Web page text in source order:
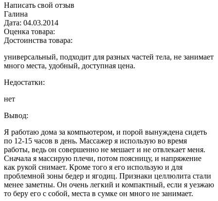
Написать свой отзыв
Галина
Дата: 04.03.2014
Оценка товара:
Достоинства товара:
универсальный, подходит для разных частей тела, не занимает
много места, удобный, доступная цена.
Недостатки:
нет
Вывод:
Я работаю дома за компьютером, и порой вынуждена сидеть
по 12-15 часов в день. Массажер я использую во время
работы, ведь он совершенно не мешает и не отвлекает меня.
Сначала я массирую плечи, потом поясницу, и напряжение
как рукой снимает. Кроме того я его использую и для
проблемной зоны бедер и ягодиц. Признаки целлюлита стали
менее заметны. Он очень легкий и компактный, если я уезжаю
то беру его с собой, места в сумке он много не занимает.